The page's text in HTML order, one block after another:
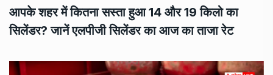
आपके शहर में कितना सस्ता हुआ 14 और 19 किलो का
सिलेंडर? जानें एलपीजी सिलेंडर का आज का ताजा रेट